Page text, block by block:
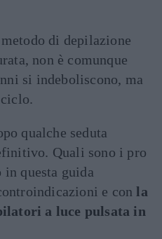
di depilazione
non è comunque
si indeboliscono, ma
qualche seduta
Quali sono i pro
questa guida
e con la
a luce pulsata in